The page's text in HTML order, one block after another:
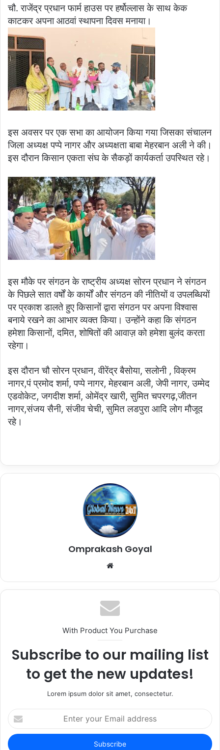
चौ. राजेंद्र प्रधान फार्म हाउस पर हर्षोल्लास के साथ केक
काटकर अपना आठवां स्थापना दिवस मनाया।
इस अवसर पर एक सभा का आयोजन किया गया जिसका संचालन
जिला अध्यक्ष पप्पे नागर और अध्यक्षता बाबा मेहरबान अली ने की।
इस दौरान किसान एकता संघ के सैकड़ों कार्यकर्ता उपस्थित रहे।
इस मौके पर संगठन के राष्ट्रीय अध्यक्ष सोरन प्रधान ने संगठन
के पिछले सात वर्षों के कार्यों और संगठन की नीतियों व उपलब्धियों
पर प्रकाश डालते हुए किसानों द्वारा संगठन पर अपना विश्वास
बनाये रखने का आभार व्यक्त किया। उन्होंने कहा कि संगठन
हमेशा किसानों, दमित, शोषितों की आवाज़ को हमेशा बुलंद करता
रहेगा।
इस दौरान चौ सोरन प्रधान, वीरेंद्र बैसोया, सलोनी , विक्रम
नागर,पं प्रमोद शर्मा, पप्पे नागर, मेहरबान अली, जेपी नागर, उम्मेद
एडवोकेट, जगदीश शर्मा, ओमेंद्र खारी, सुमित चपरगढ़,जीतन
नागर,संजय सैनी, संजीव चेची, सुमित लडपुरा आदि लोग मौजूद
रहे।
Omprakash Goyal
Website
With Product You Purchase
Subscribe to our mailing list
to get the new updates!
Lorem ipsum dolor sit amet, consectetur.
Enter
your
Email
address